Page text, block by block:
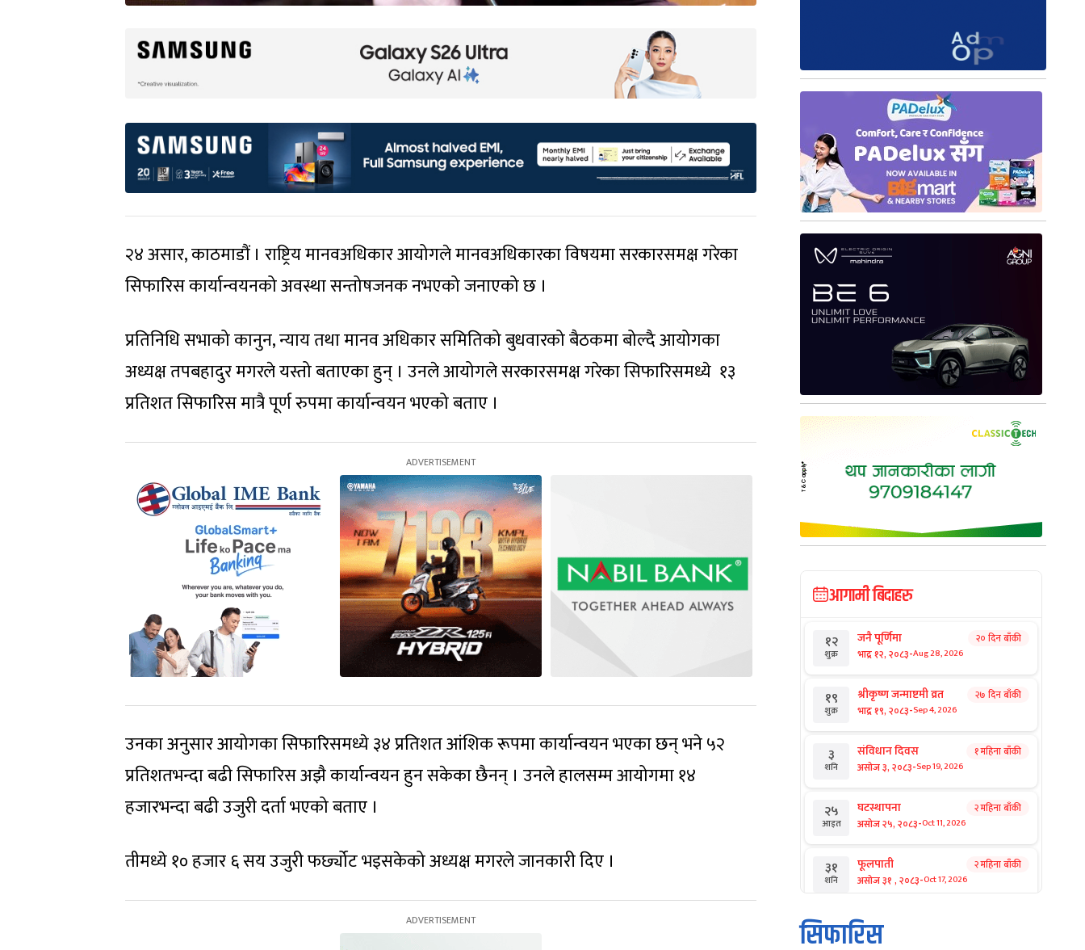
२४ असार, काठमाडौं । राष्ट्रिय मानवअधिकार आयोगले मानवअधिकारका विषयमा सरकारसमक्ष गरेका
सिफारिस कार्यान्वयनको अवस्था सन्तोषजनक नभएको जनाएको छ ।
प्रतिनिधि सभाको कानुन, न्याय तथा मानव अधिकार समितिको बुधवारको बैठकमा बोल्दै आयोगका
अध्यक्ष तपबहादुर मगरले यस्तो बताएका हुन् । उनले आयोगले सरकारसमक्ष गरेका सिफारिसमध्ये १३
प्रतिशत सिफारिस मात्रै पूर्ण रुपमा कार्यान्वयन भएको बताए ।
उनका अनुसार आयोगका सिफारिसमध्ये ३४ प्रतिशत आंशिक रूपमा कार्यान्वयन भएका छन् भने ५२
प्रतिशतभन्दा बढी सिफारिस अझै कार्यान्वयन हुन सकेका छैनन् । उनले हालसम्म आयोगमा १४
हजारभन्दा बढी उजुरी दर्ता भएको बताए ।
तीमध्ये १० हजार ६ सय उजुरी फर्छ्योट भइसकेको अध्यक्ष मगरले जानकारी दिए ।
आगामी बिदाहरु
१२
शुक्र
जनै पूर्णिमा
भाद्र १२, २०८३-Aug 28, 2026
२० दिन बाँकी
१९
शुक्र
श्रीकृष्ण जन्माष्टमी व्रत
भाद्र १९, २०८३-Sep 4, 2026
२७ दिन बाँकी
३
शनि
संविधान दिवस
असोज ३, २०८३-Sep 19, 2026
१ महिना बाँकी
२५
आइत
घटस्थापना
असोज २५, २०८३-Oct 11, 2026
२ महिना बाँकी
३१
शनि
फूलपाती
असोज ३१ , २०८३-Oct 17, 2026
२ महिना बाँकी
१
आइत
कार्तिक सङ्क्रान्ति
कार्तिक १, २०८३
सिफारिस